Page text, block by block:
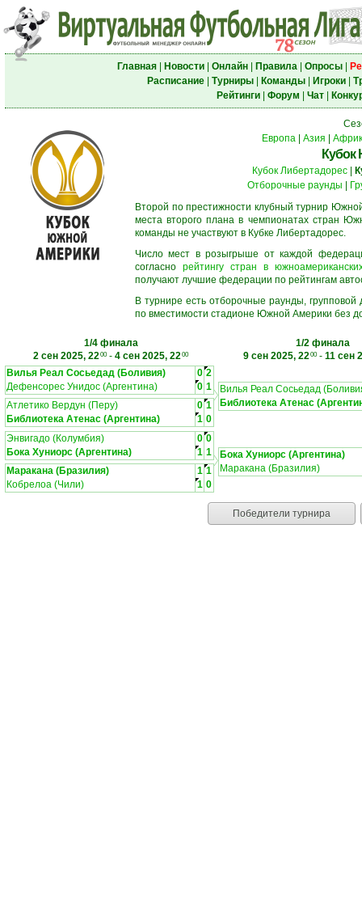
Главная| Новости| Онлайн| Правила| Опросы|
Расписание| Турниры| Команды| Игроки|
Рейтинги| Форум Чат|
Европа| Азия
Кубок Либертадорес
Отборочные раунды
Второй по престижности клубный турнир
места второго плана в чемпионатах стран
команды не участвуют в Кубке Либертадорес.
Число мест в розыгрыше от каждой
согласнорейтингу стран в
получают лучшие федерации по рейтингам
В турнире есть отборочные раунды,
по вместимости стадионе Южной Америки без
1/4 финала
2 сен 2025, 2200- 4 сен 2025, 2200
1/2 финала
9 сен 2025, 2200- 11 сен
Вилья Реал Сосьедад (Боливия)
0 2
Дефенсорес Унидос (Аргентина)
0 1
Атлетико Вердун (Перу)
0 1
Библиотека Атенас (Аргентина)
1 0
Вилья Реал Сосьедад
Библиотека Атенас
Энвигадо (Колумбия) 0 0
Бока Хуниорс (Аргентина)
1 1
Маракана (Бразилия)
1 1
Кобрелоа (Чили)
1 0
Бока Хуниорс (Аргентина)
Маракана (Бразилия)
Победители турнира